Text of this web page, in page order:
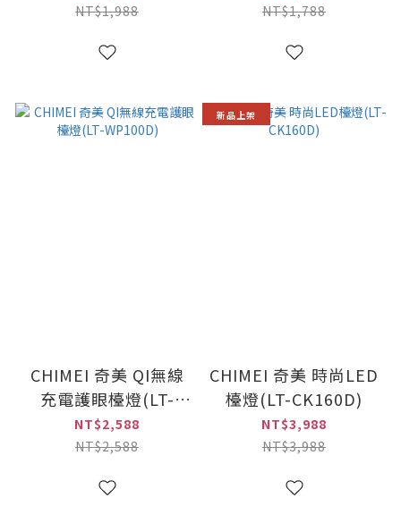
NT$1,988
NT$1,788
CHIMEI 奇美 QI無線
充電護眼檯燈(LT-
WP100D)
NT$2,588
NT$2,588
新品上架
CHIMEI 奇美 時尚LED
檯燈(LT-CK160D)
NT$3,988
NT$3,988